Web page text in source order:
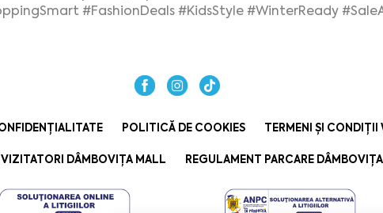
#FashionDeals #KidsStyle #WinterReady
POLITICĂ DE COOKIES TERMENI ȘI CONDIȚII
DÂMBOVIȚA MALL REGULAMENT PARCARE